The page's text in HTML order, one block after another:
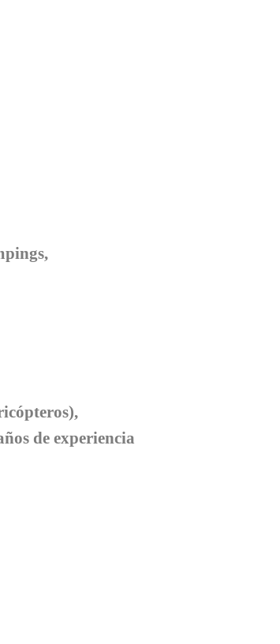
de experiencia